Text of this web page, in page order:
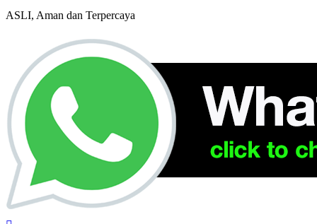
ASLI, Aman dan Terpercaya